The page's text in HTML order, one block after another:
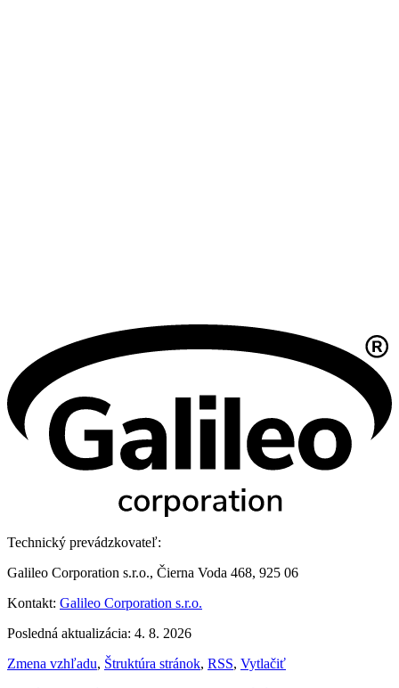
Technický prevádzkovateľ:
Galileo Corporation s.r.o., Čierna Voda 468, 925 06
Kontakt: Galileo Corporation s.r.o.
Posledná aktualizácia: 4. 8. 2026
Zmena vzhľadu, Štruktúra stránok, RSS, Vytlačiť